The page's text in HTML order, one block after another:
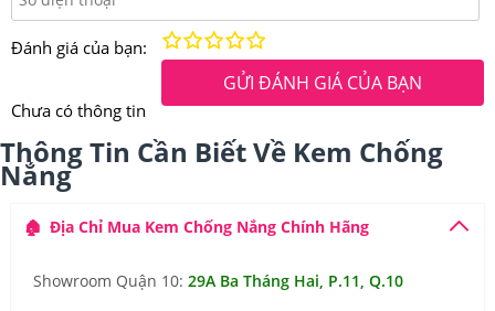
Đánh giá của bạn: Rất tốt
Trung bình
Fair
Kém
GỬI ĐÁNH GIÁ CỦA BẠN
Chưa có thông tin
Thông Tin Cần Biết Về Kem Chống
Nắng
🎉
🏠 Địa Chỉ Mua Kem Chống Nắng Chính Hãng
Showroom Quận 10: 29A Ba Tháng Hai, P.11, Q.10